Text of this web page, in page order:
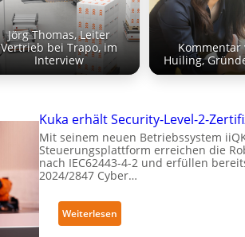
Jörg Thomas, Leiter
Vertrieb bei Trapo, im
Interview
Kommentar
Huiling,
Kuka erhält Security-Level-2-
Mit seinem neuen Betriebssystem
Steuerungsplattform erreichen die
nach IEC62443-4-2 und erfüllen
2024/2847 Cyber…
Weiterlesen:
K